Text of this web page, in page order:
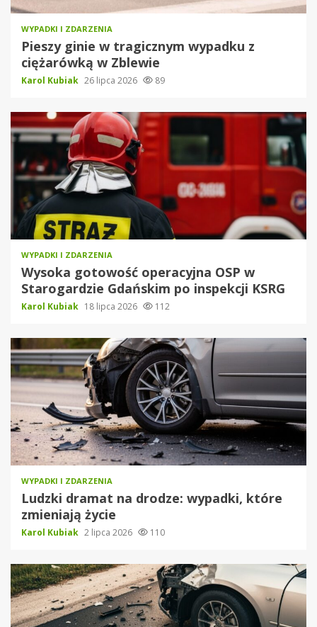
WYPADKI I ZDARZENIA
Pieszy ginie w tragicznym wypadku z
ciężarówką w Zblewie
Karol Kubiak 26 lipca 2026 89
WYPADKI I ZDARZENIA
Wysoka gotowość operacyjna OSP w
Starogardzie Gdańskim po inspekcji KSRG
Karol Kubiak 18 lipca 2026 112
WYPADKI I ZDARZENIA
Ludzki dramat na drodze: wypadki, które
zmieniają życie
Karol Kubiak 2 lipca 2026 110